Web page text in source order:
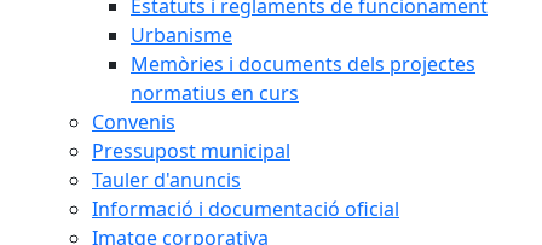
Estatuts i reglaments de funcionament
Urbanisme
Memòries i documents dels projectes
normatius en curs
Convenis
Pressupost municipal
Tauler d'anuncis
Informació i documentació oficial
Imatge corporativa